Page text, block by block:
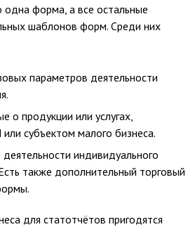
одна форма, а все остальные
шаблонов форм. Среди них
параметров деятельности
продукции или услугах,
субъектом малого бизнеса.
индивидуального
также дополнительный торговый
для статотчётов пригодятся